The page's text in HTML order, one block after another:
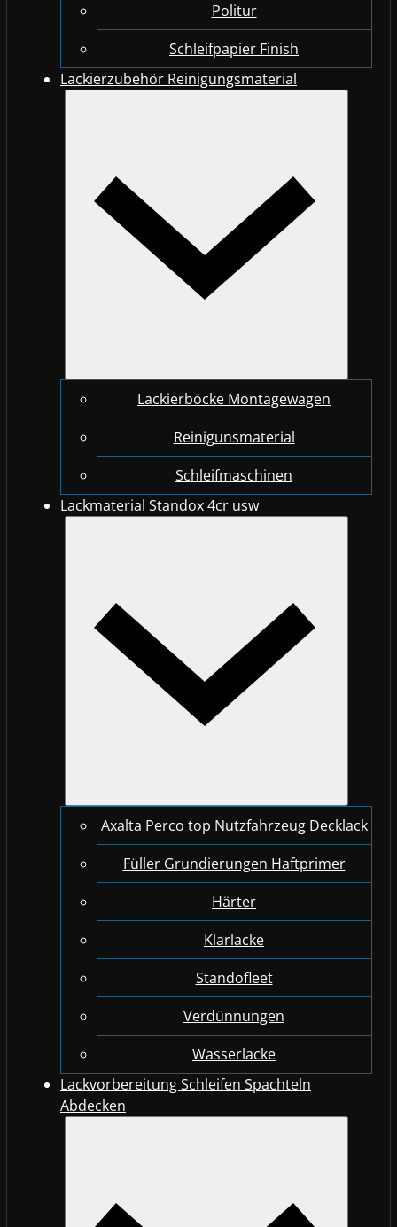
Politur
Schleifpapier Finish
Lackierzubehör Reinigungsmaterial
Lackierböcke Montagewagen
Reinigunsmaterial
Schleifmaschinen
Lackmaterial Standox 4cr usw
Axalta Perco top Nutzfahrzeug Decklack
Füller Grundierungen Haftprimer
Härter
Klarlacke
Standofleet
Verdünnungen
Wasserlacke
Lackvorbereitung Schleifen Spachteln
Abdecken